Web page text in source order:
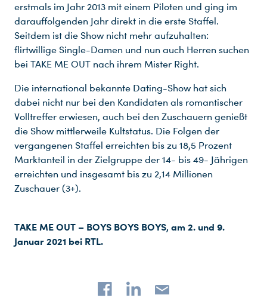
erstmals im Jahr 2013 mit einem Piloten und ging im
darauffolgenden Jahr direkt in die erste Staffel.
Seitdem ist die Show nicht mehr aufzuhalten:
flirtwillige Single-Damen und nun auch Herren suchen
bei TAKE ME OUT nach ihrem Mister Right.
Die international bekannte Dating-Show hat sich
dabei nicht nur bei den Kandidaten als romantischer
Volltreffer erwiesen, auch bei den Zuschauern genießt
die Show mittlerweile Kultstatus. Die Folgen der
vergangenen Staffel erreichten bis zu 18,5 Prozent
Marktanteil in der Zielgruppe der 14- bis 49- Jährigen
erreichten und insgesamt bis zu 2,14 Millionen
Zuschauer (3+).
TAKE ME OUT – BOYS BOYS BOYS, am 2. und 9.
Januar 2021 bei RTL.